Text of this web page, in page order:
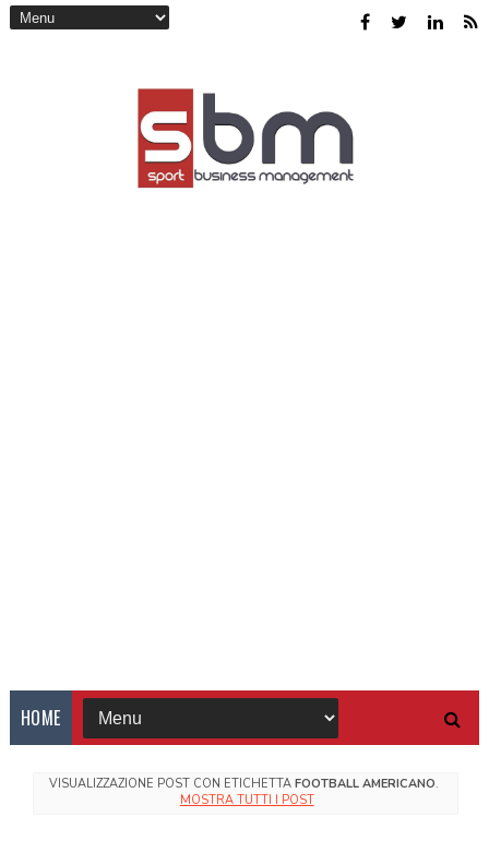
HOME
VISUALIZZAZIONE POST CON ETICHETTAFOOTBALL AMERICANO.
MOSTRA TUTTI I POST